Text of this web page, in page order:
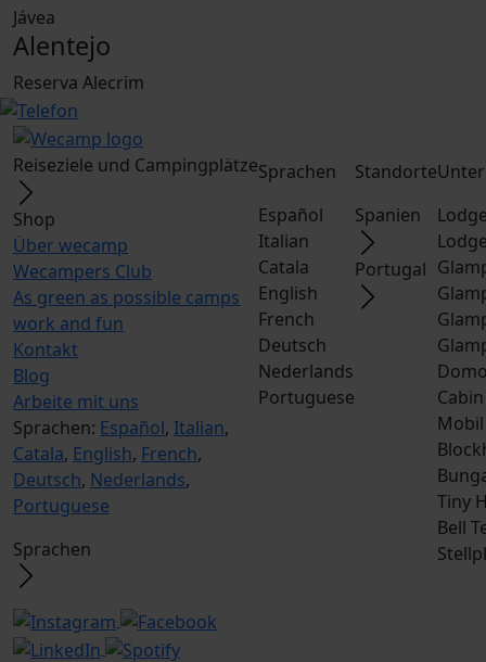
Jávea
Alentejo
Reserva Alecrim
Reiseziele und Campingplätze
Shop
Über wecamp
Wecampers Club
As green as possible camps
work and fun
Kontakt
Blog
Arbeite mit uns
Sprachen: Español, Italian,
Catala, English, French,
Deutsch, Nederlands,
Portuguese
Sprachen
Sprachen
Español
Italian
Catala
English
French
Deutsch
Nederlands
Portuguese
Standorte
Spanien
Portugal
Tiny
Bell